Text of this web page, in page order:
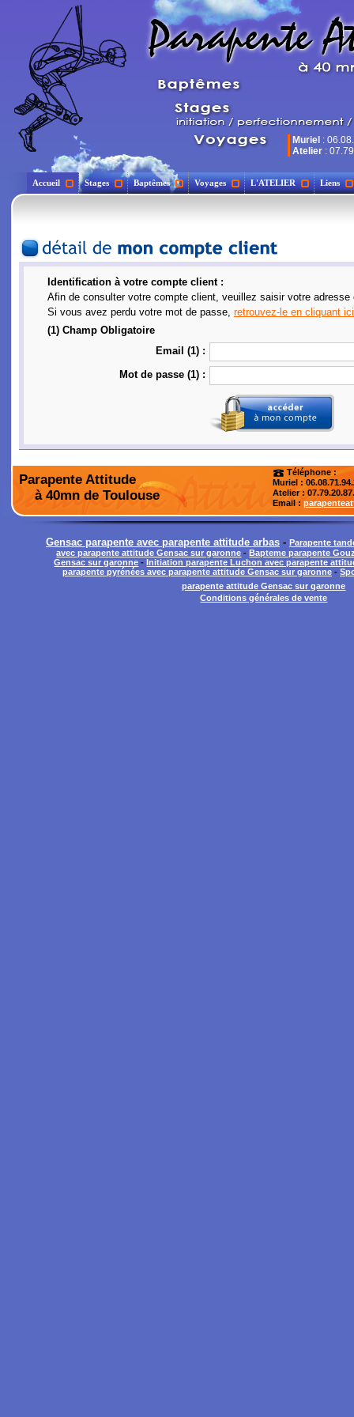
Muriel :
Atelier :
Accueil Stages Baptêmes Voyages L'ATELIER Liens
Identification à votre compte client :
Afin de consulter votre compte client, veuillez saisir votre
Si vous avez perdu votre mot de passe, retrouvez-le en cliquant ici
(1) Champ Obligatoire
Email (1) :
Mot de passe (1) :
Parapente Attitude
à 40mn de Toulouse
Téléphone :
Muriel :
Atelier:
Email :
Gensac parapente avec parapente attitude arbas - Parapente
avec parapente attitude Gensac sur garonne -Bapteme parapente
Gensac sur garonne -Initiation parapente Luchon avec parapente
parapente pyrénées avec parapente attitude Gensac sur garonne -
parapente attitude Gensac sur garonne
Conditions générales de vente